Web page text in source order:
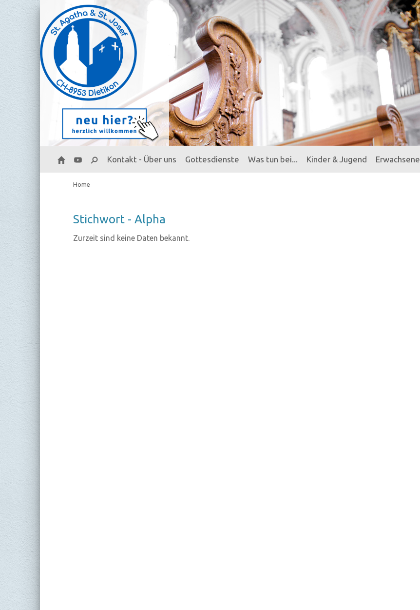
Kontakt - Über uns Gottesdienste Was tun bei... Kinder & Jugend Erwachsene
Home
Stich­wort - Alpha
Zurzeit sind keine Daten bekannt.